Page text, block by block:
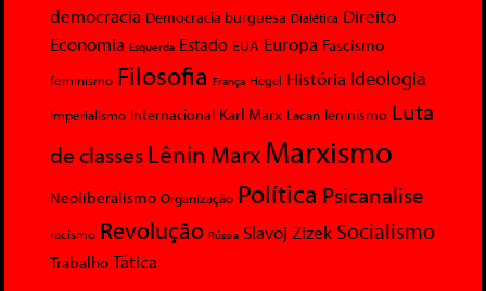
democracia Democracia burguesa Dialética Direito
Economia Esquerda Estado EUA Europa Fascismo
feminismo Filosofia França Hegel História Ideologia
Imperialismo Internacional Karl Marx Lacan leninismo Luta
de classesLênin MarxMarxismo
Neoliberalismo Organização Política Psicanalise
racismo Revolução Rússia Slavoj Zizek Socialismo
Trabalho Tática